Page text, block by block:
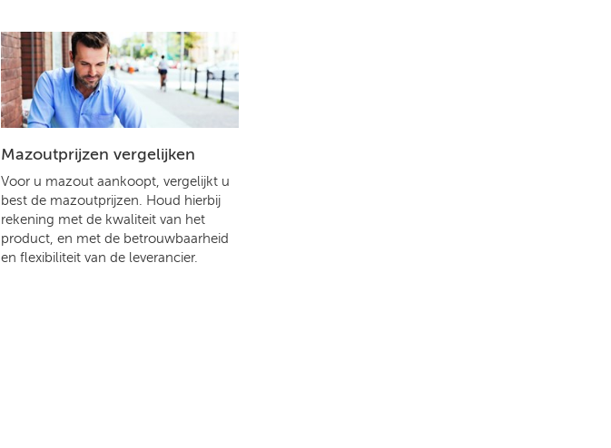
Mazoutprijzen vergelijken
Voor u mazout aankoopt, vergelijkt u
best de mazoutprijzen. Houd hierbij
rekening met de kwaliteit van het
product, en met de betrouwbaarheid
en flexibiliteit van de leverancier.